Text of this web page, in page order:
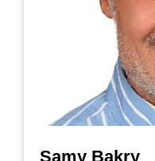
Samy Bakry